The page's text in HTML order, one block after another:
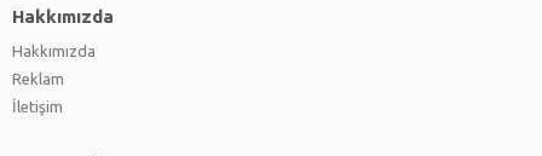
Hakkımızda
Hakkımızda
Reklam
İletişim